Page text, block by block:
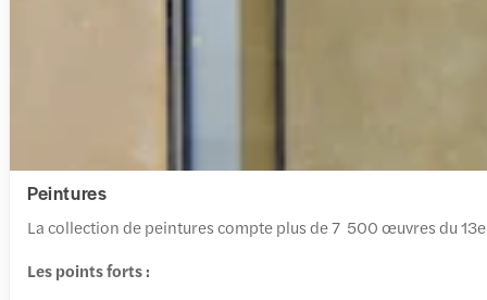
Peintures
La collection de peintures compte plus de 7 500 œuvres du
Les points forts :